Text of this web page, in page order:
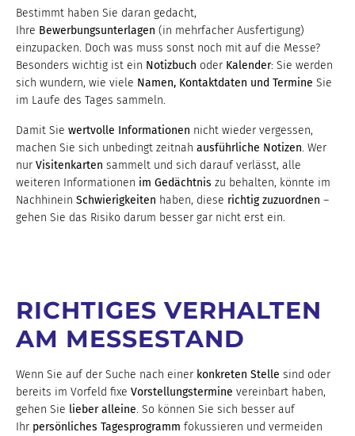
Bestimmt haben Sie daran gedacht,
Ihre Bewerbungsunterlagen (in mehrfacher Ausfertigung)
einzupacken. Doch was muss sonst noch mit auf die Messe?
Besonders wichtig ist ein Notizbuch oder Kalender: Sie werden
sich wundern, wie viele Namen, Kontaktdaten und Termine Sie
im Laufe des Tages sammeln.
Damit Sie wertvolle Informationen nicht wieder vergessen,
machen Sie sich unbedingt zeitnah ausführliche Notizen. Wer
nur Visitenkarten sammelt und sich darauf verlässt, alle
weiteren Informationen im Gedächtnis zu behalten, könnte im
Nachhinein Schwierigkeiten haben, diese richtig zuzuordnen –
gehen Sie das Risiko darum besser gar nicht erst ein.
RICHTIGES VERHALTEN
AM MESSESTAND
Wenn Sie auf der Suche nach einer konkreten Stelle sind oder
bereits im Vorfeld fixe Vorstellungstermine vereinbart haben,
gehen Sie lieber alleine. So können Sie sich besser auf
Ihr persönliches Tagesprogramm fokussieren und vermeiden